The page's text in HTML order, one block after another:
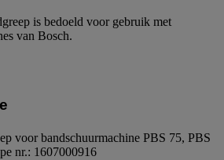
is bedoeld voor gebruik met
van Bosch.
voor bandschuurmachine PBS 75, PBS
nr.: 1607000916